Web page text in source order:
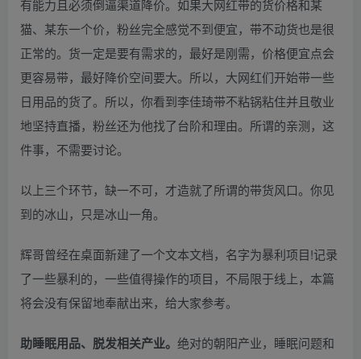
有能力且必须倒逼渠道降价。如果大网红带的货价格和某
猫、某东一个价，粉丝完全感觉不到便宜，带不动货也是很
正常的。货一定是要有需求的，最好是刚需，价格便宜点会
更容易带，最好降价空间要大。所以，大网红们开始带一些
日用品的货了。所以，你看到李佳琦带不粘锅粘住并且敬业
地坚持直播，粉丝还为他找了台阶和理由。所谓的亲测，这
件事，不需要讨论。
以上三个环节，缺一不可，才造就了所谓的带货风口。你见
到的冰山，只是冰山一角。
辉哥曾经在桌面新建了一个文本文档，名字为暴利项目!记录
了一些暴利的，一些值得操作的项目，不局限于线上，本篇
将会没有保留地奉献出来，给大家参考。
助睡眠用品、脱发相关产业。 绝对的朝阳产业，睡眠问题和